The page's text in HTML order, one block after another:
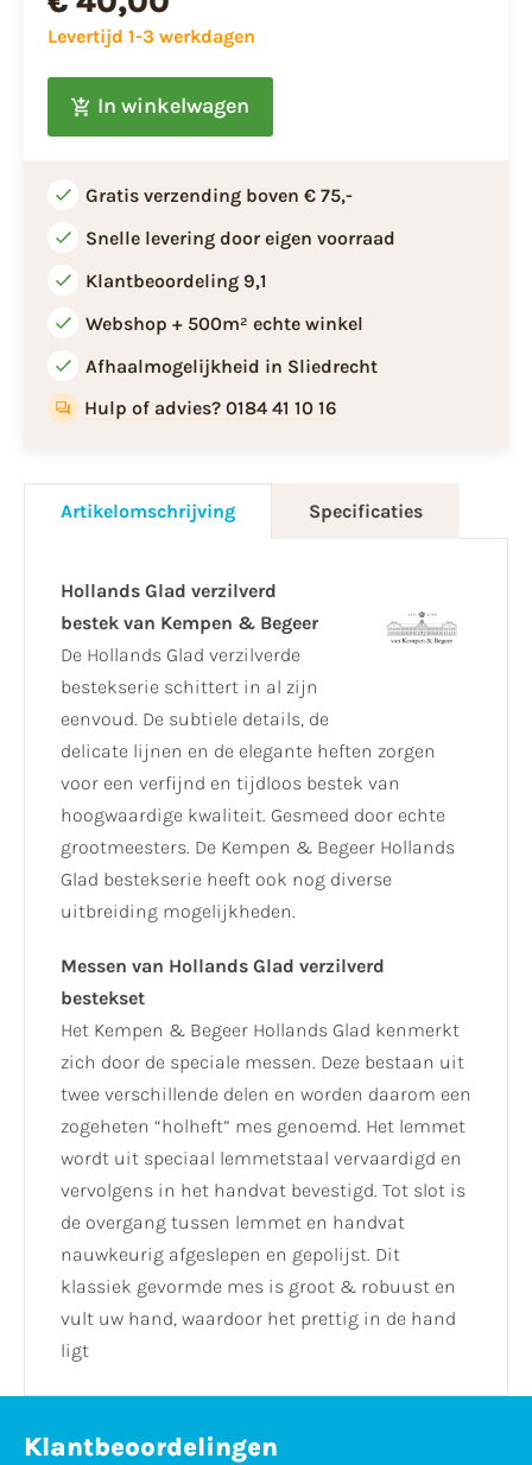
Levertijd 1-3 werkdagen
In winkelwagen
Gratis verzending boven € 75,-
Snelle levering door eigen voorraad
Klantbeoordeling 9,1
Webshop + 500m² echte winkel
Afhaalmogelijkheid in Sliedrecht
Hulp of advies? 0184 41 10 16
Artikelomschrijving Specificaties
Hollands Glad verzilverd
bestek van Kempen & Begeer
De Hollands Glad verzilverde
bestekserie schittert in al zijn
eenvoud. De subtiele details, de
delicate lijnen en de elegante heften zorgen
voor een verfijnd en tijdloos bestek van
hoogwaardige kwaliteit. Gesmeed door echte
grootmeesters. De Kempen & Begeer Hollands
Glad bestekserie heeft ook nog diverse
uitbreiding mogelijkheden.
Messen van Hollands Glad verzilverd
bestekset
Het Kempen & Begeer Hollands Glad kenmerkt
zich door de speciale messen. Deze bestaan uit
twee verschillende delen en worden daarom een
zogeheten “holheft” mes genoemd. Het lemmet
wordt uit speciaal lemmetstaal vervaardigd en
vervolgens in het handvat bevestigd. Tot slot is
de overgang tussen lemmet en handvat
nauwkeurig afgeslepen en gepolijst. Dit
klassiek gevormde mes is groot & robuust en
vult uw hand, waardoor het prettig in de hand
ligt
Klantbeoordelingen